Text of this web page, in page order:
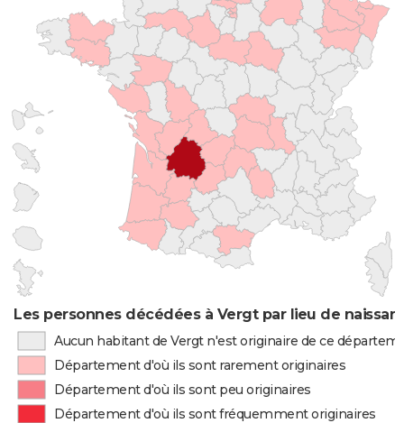
Les personnes décédées à Vergt par lieu de
Aucun habitant de Vergt n'est originaire de ce
Département d'où ils sont rarement originaires
Département d'où ils sont peu originaires
Département d'où ils sont fréquemment originaires